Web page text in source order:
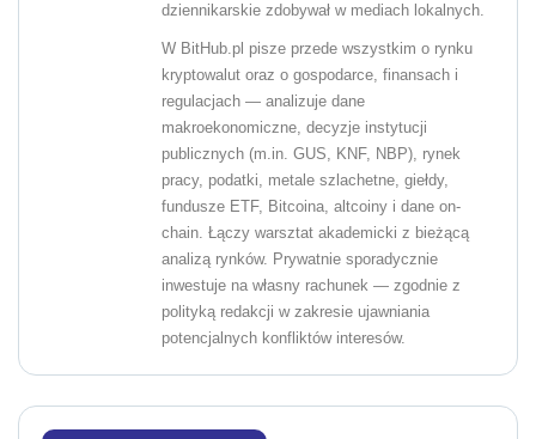
dziennikarskie zdobywał w mediach lokalnych.
W BitHub.pl pisze przede wszystkim o rynku
kryptowalut oraz o gospodarce, finansach i
regulacjach — analizuje dane
makroekonomiczne, decyzje instytucji
publicznych (m.in. GUS, KNF, NBP), rynek
pracy, podatki, metale szlachetne, giełdy,
fundusze ETF, Bitcoina, altcoiny i dane on-
chain. Łączy warsztat akademicki z bieżącą
analizą rynków. Prywatnie sporadycznie
inwestuje na własny rachunek — zgodnie z
polityką redakcji w zakresie ujawniania
potencjalnych konfliktów interesów.